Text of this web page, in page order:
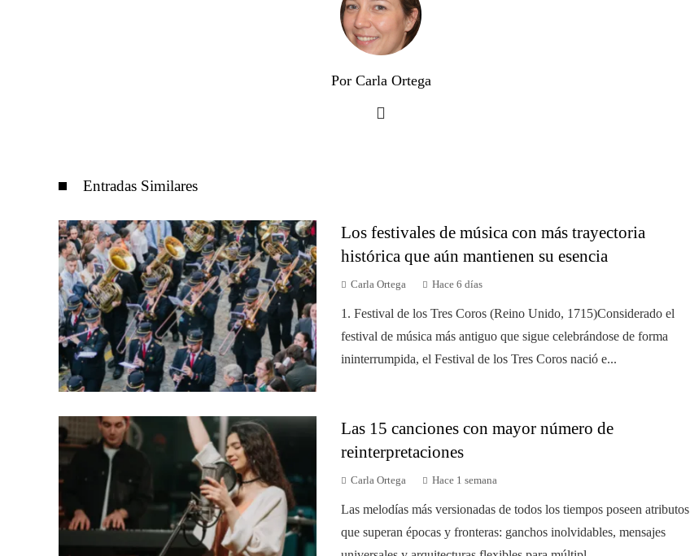
Por Carla Ortega
Entradas Similares
Los festivales de música con más trayectoria
histórica que aún mantienen su esencia
Carla Ortega Hace 6 días
1. Festival de los Tres Coros (Reino Unido, 1715)Considerado el
festival de música más antiguo que sigue celebrándose de forma
ininterrumpida, el Festival de los Tres Coros nació e...
Las 15 canciones con mayor número de
reinterpretaciones
Carla Ortega Hace 1 semana
Las melodías más versionadas de todos los tiempos poseen atributos
que superan épocas y fronteras: ganchos inolvidables, mensajes